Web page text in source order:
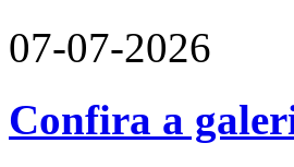
07-07-2026
Confira a